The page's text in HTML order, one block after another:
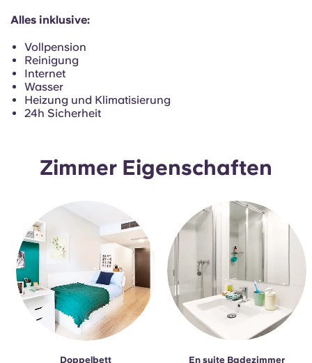
Alles inklusive:
Vollpension
Reinigung
Internet
Wasser
Heizung und Klimatisierung
24h Sicherheit
Zimmer Eigenschaften
Doppelbett En suite Badezimmer